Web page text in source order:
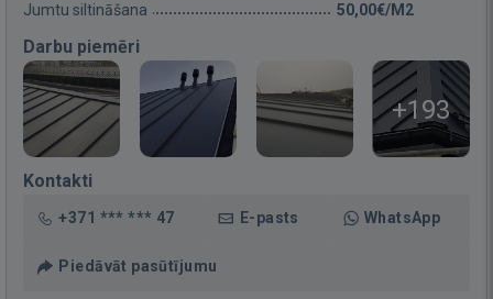
Jumtu siltināšana 50,00€/M2
Darbu piemēri
+193
Kontakti
+371 *** *** 47 E-pasts WhatsApp
Piedāvāt pasūtījumu